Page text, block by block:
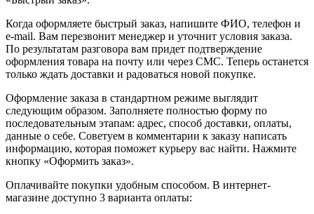
Когда оформляете быстрый заказ, напишите ФИО, телефон и
e-mail. Вам перезвонит менеджер и уточнит условия заказа.
По результатам разговора вам придет подтверждение
оформления товара на почту или через СМС. Теперь останется
только ждать доставки и радоваться новой покупке.
Оформление заказа в стандартном режиме выглядит
следующим образом. Заполняете полностью форму по
последовательным этапам: адрес, способ доставки, оплаты,
данные о себе. Советуем в комментарии к заказу написать
информацию, которая поможет курьеру вас найти. Нажмите
кнопку «Оформить заказ».
Оплачивайте покупки удобным способом. В интернет-
магазине доступно 3 варианта оплаты: